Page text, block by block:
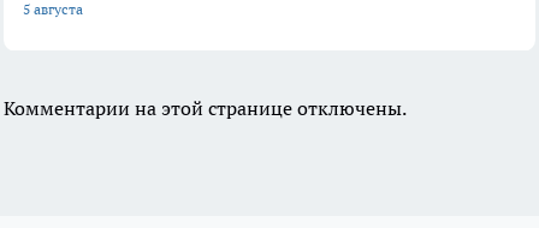
5 августа
Комментарии на этой странице отключены.